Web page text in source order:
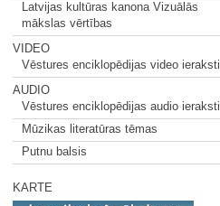
Latvijas kultūras kanona Vizuālās
mākslas vērtības
VIDEO
Vēstures enciklopēdijas video ieraksti
AUDIO
Vēstures enciklopēdijas audio ieraksti
Mūzikas literatūras tēmas
Putnu balsis
KARTE